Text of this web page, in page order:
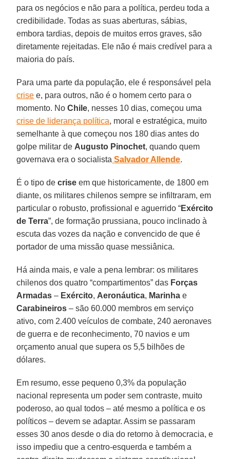
para os negócios e não para a política, perdeu toda a
credibilidade. Todas as suas aberturas, sábias,
embora tardias, depois de muitos erros graves, são
diretamente rejeitadas. Ele não é mais credível para a
maioria do país.
Para uma parte da população, ele é responsável pela
crise e, para outros, não é o homem certo para o
momento. NoChile, nesses 10 dias, começou uma
crise de liderança política, moral e estratégica, muito
semelhante à que começou nos 180 dias antes do
golpe militar de Augusto Pinochet, quando quem
governava era o socialista Salvador Allende.
É o tipo de crise em que historicamente, de 1800 em
diante, os militares chilenos sempre se infiltraram, em
particular o robusto, profissional e aguerrido “Exército
de Terra”, de formação prussiana, pouco inclinado à
escuta das vozes da nação e convencido de que é
portador de uma missão quase messiânica.
Há ainda mais, e vale a pena lembrar: os militares
chilenos dos quatro “compartimentos” das Forças
Armadas – Exército, Aeronáutica, Marinha e
Carabineiros – são 60.000 membros em serviço
ativo, com 2.400 veículos de combate, 240 aeronaves
de guerra e de reconhecimento, 70 navios e um
orçamento anual que supera os 5,5 bilhões de
dólares.
Em resumo, esse pequeno 0,3% da população
nacional representa um poder sem contraste, muito
poderoso, ao qual todos – até mesmo a política e os
políticos – devem se adaptar. Assim se passaram
esses 30 anos desde o dia do retorno à democracia, e
isso impediu que a centro-esquerda e também a